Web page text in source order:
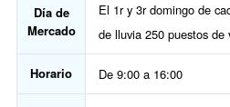
Día de
Mercado
El 1r y 3r domingo de
de lluvia 250 puestos de
Horario De 9:00 a 16:00